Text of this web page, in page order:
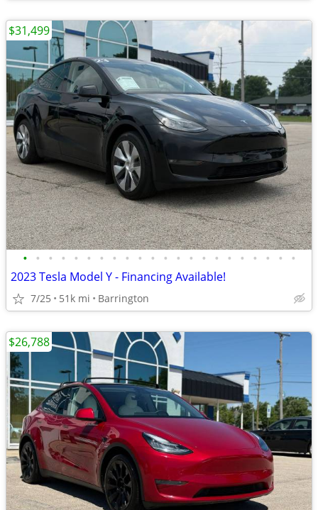
• • • • • • • • • • • • • • • • • • • • • •
2023 Tesla Model Y - Financing Available!
7/25 51k mi Barrington
$31,499
$26,788